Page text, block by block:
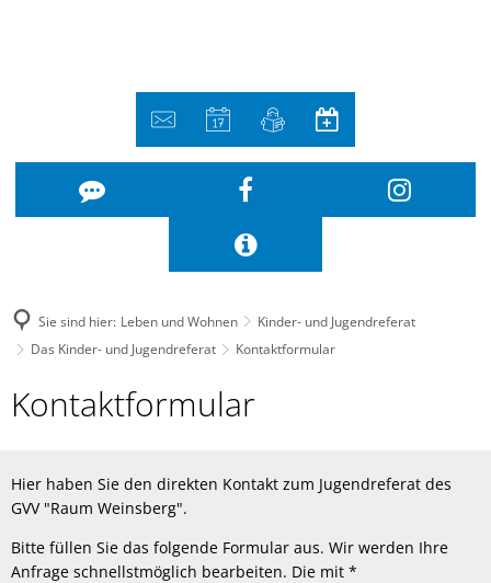
Sie sind hier: Leben und Wohnen
Kinder- und Jugendreferat
Das Kinder- und Jugendreferat
Kontaktformular
Kontaktformular
Kontaktformular
Hier haben Sie den direkten Kontakt zum Jugendreferat des
GVV "Raum Weinsberg".
Bitte füllen Sie das folgende Formular aus. Wir werden Ihre
Anfrage schnellstmöglich bearbeiten. Die mit *